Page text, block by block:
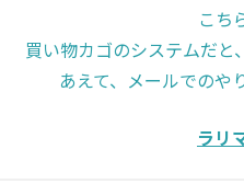
こち
買い物カゴのシステムだと
あえて、メールでのや
ラリ